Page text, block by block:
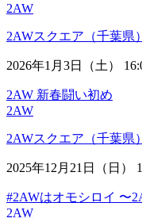
2AW
2AWスクエア（千葉県）
2026年1月3日（土）
2AW 新春闘い初め
2AW
2AWスクエア（千葉県）
2025年12月21日（日）
#2AWはオモシロイ 〜
2AW